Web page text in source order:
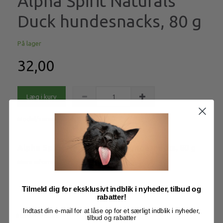
Duck hundesnacks, 80 g
På lager
32,00
Læg i kurv
h000645
Alpha Spirit Naturals Duck hundesnacks, 80 g
Tilmeld dig for eksklusivt indblik i nyheder, tilbud og
rabatter!
Indtast din e-mail for at låse op for et særligt indblik i nyheder,
tilbud og rabatter